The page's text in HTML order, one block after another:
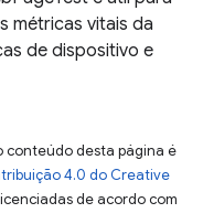
métricas vitais da
de dispositivo e
conteúdo desta página é
4.0 do Creative
de acordo com